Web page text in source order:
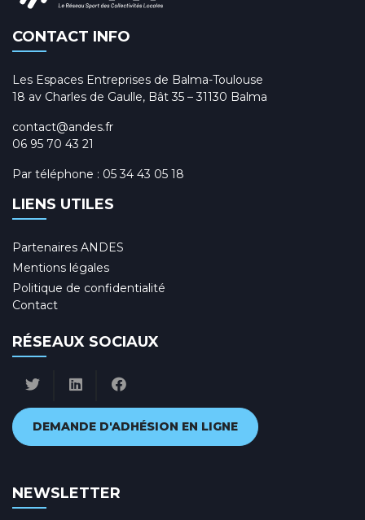
CONTACT INFO
Les Espaces Entreprises de Balma-Toulouse
18 av Charles de Gaulle, Bât 35 – 31130 Balma
contact@andes.fr
06 95 70 43 21
Par téléphone : 05 34 43 05 18
LIENS UTILES
Partenaires ANDES
Mentions légales
Politique de confidentialité
Contact
RÉSEAUX SOCIAUX
DEMANDE D'ADHÉSION EN LIGNE
NEWSLETTER